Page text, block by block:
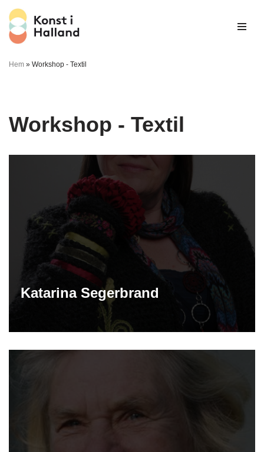
Hoppa
till
innehåll
Hem » Workshop - Textil
Workshop - Textil
Katarina Segerbrand